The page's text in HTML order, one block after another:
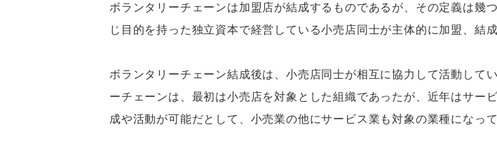
ボランタリーチェーンは加盟店が結成するものであるが、その定義は幾
じ目的を持った独立資本で経営している小売店同士が主体的に加盟、結成
ボランタリーチェーン結成後は、小売店同士が相互に協力して活動して
ーチェーンは、最初は小売店を対象とした組織であったが、近年はサー
成や活動が可能だとして、小売業の他にサービス業も対象の業種になって